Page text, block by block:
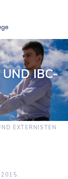
UND IBC-
EXTERNISTEN
.